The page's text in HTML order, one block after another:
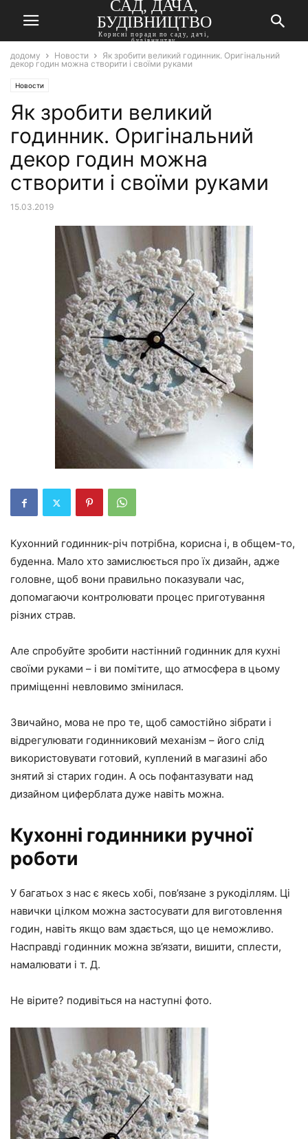
САД, ДАЧА,
БУДІВНИЦТВО
Корисні поради по саду, дачі,
будівництву
додому Новости
Як зробити великий годинник. Оригінальний
декор годин можна створити і своїми руками
Новости
Як зробити великий
годинник. Оригінальний
декор годин можна
створити і своїми руками
15.03.2019
Кухонний годинник-річ потрібна, корисна і, в общем-то,
буденна. Мало хто замислюється про їх дизайн, адже
головне, щоб вони правильно показували час,
допомагаючи контролювати процес приготування
різних страв.
Але спробуйте зробити настінний годинник для кухні
своїми руками – і ви помітите, що атмосфера в цьому
приміщенні невловимо змінилася.
Звичайно, мова не про те, щоб самостійно зібрати і
відрегулювати годинниковий механізм – його слід
використовувати готовий, куплений в магазині або
знятий зі старих годин. А ось пофантазувати над
дизайном циферблата дуже навіть можна.
Кухонні годинники ручної
роботи
У багатьох з нас є якесь хобі, пов’язане з рукоділлям. Ці
навички цілком можна застосувати для виготовлення
годин, навіть якщо вам здається, що це неможливо.
Насправді годинник можна зв’язати, вишити, сплести,
намалювати і т. Д.
Не вірите? подивіться на наступні фото.